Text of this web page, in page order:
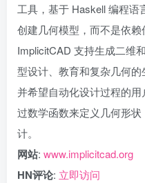
工具，基于 Haskell 编程
创建几何模型，而不是依赖
ImplicitCAD 支持生成二维
型设计、教育和复杂几何
并希望自动化设计过程的
过数学函数来定义几何形
计。
网站: www.implicitcad.org
HN评论: 立即访问